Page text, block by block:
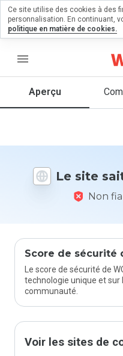
menu
Aperçu
Le site
Non
Score de sécurité
Le score de sécurité de
technologie unique et sur
communauté.
Voir les sites de
un
1 et 5
vous à ce
Ce site utilise des cookies à des
personnalisation. En continuant,
politique en matière de cookies.